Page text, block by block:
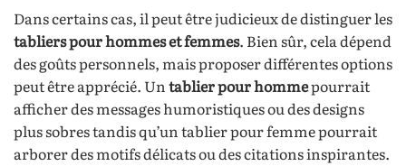
Dans certains cas, il peut être judicieux de distinguer les
tabliers pour hommes et femmes. Bien sûr, cela dépend
des goûts personnels, mais proposer différentes options
peut être apprécié. Untablier pour hommepourrait
afficher des messages humoristiques ou des designs
plus sobres tandis qu’un tablier pour femme pourrait
arborer des motifs délicats ou des citations inspirantes.